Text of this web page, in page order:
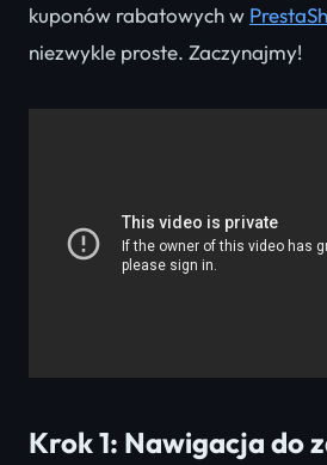
kuponów rabatowych w
niezwykle proste. Zaczynajmy!
Krok 1: Nawigacja do